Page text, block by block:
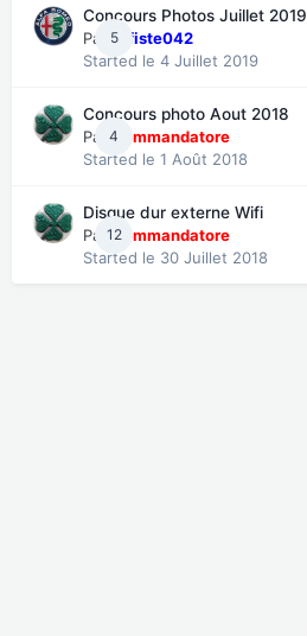
5
Concours Photos Juillet 2019
Par Alfiste042
Started le 4 Juillet 2019
4
Concours photo Aout 2018
ParCommandatore
Started le 1 Août 2018
12
Disque dur externe Wifi
ParCommandatore
Started le 30 Juillet 2018